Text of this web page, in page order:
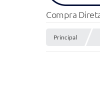
Compra
Principal